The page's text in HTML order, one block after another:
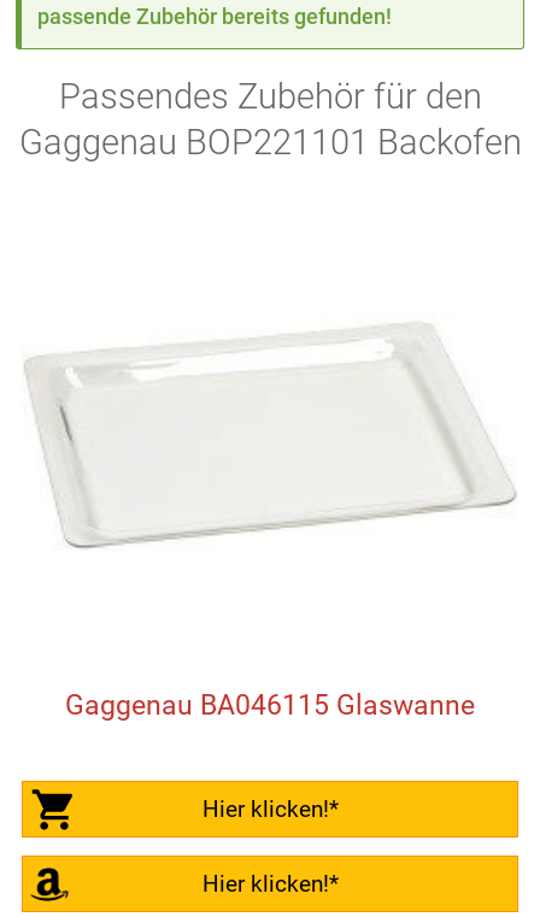
passende Zubehör bereits gefunden!
Passendes Zubehör für den
Gaggenau BOP221101 Backofen
Gaggenau BA046115 Glaswanne
Hier klicken!*
Hier klicken!*